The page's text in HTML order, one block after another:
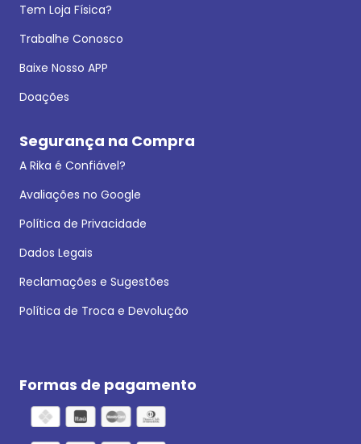
Tem Loja Física?
Trabalhe Conosco
Baixe Nosso APP
Doações
Segurança na Compra
A Rika é Confiável?
Avaliações no Google
Política de Privacidade
Dados Legais
Reclamações e Sugestões
Política de Troca e Devolução
Formas de pagamento